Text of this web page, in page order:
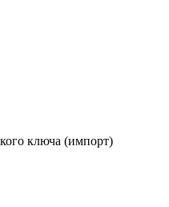
ключа (импорт)